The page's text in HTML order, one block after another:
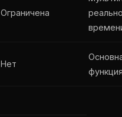
Ограничена
Нет